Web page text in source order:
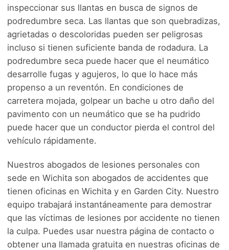
inspeccionar sus llantas en busca de signos de
podredumbre seca. Las llantas que son quebradizas,
agrietadas o descoloridas pueden ser peligrosas
incluso si tienen suficiente banda de rodadura. La
podredumbre seca puede hacer que el neumático
desarrolle fugas y agujeros, lo que lo hace más
propenso a un reventón. En condiciones de
carretera mojada, golpear un bache u otro daño del
pavimento con un neumático que se ha pudrido
puede hacer que un conductor pierda el control del
vehículo rápidamente.
Nuestros abogados de lesiones personales con
sede en Wichita son abogados de accidentes que
tienen oficinas en Wichita y en Garden City. Nuestro
equipo trabajará instantáneamente para demostrar
que las víctimas de lesiones por accidente no tienen
la culpa. Puedes usar nuestra página de contacto o
obtener una llamada gratuita en nuestras oficinas de